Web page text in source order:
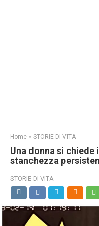
Home » STORIE DI VITA
Una donna si
stanchezza
STORIE DI VITA